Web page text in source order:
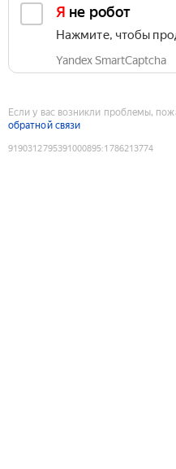
Я не робот
Нажмите, чтобы
Yandex SmartCaptcha
Если у вас возникли проблемы,
обратной связи
9190312795391000895:1786213774